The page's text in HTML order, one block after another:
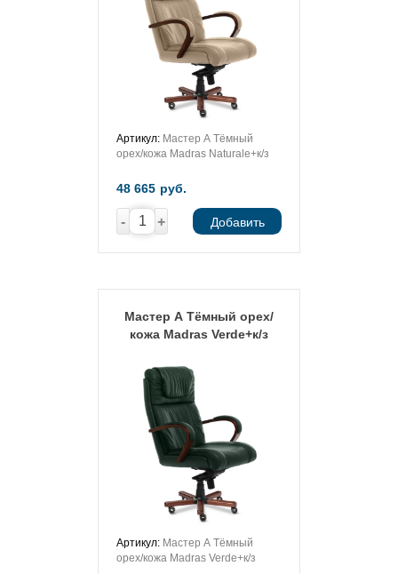
Артикул: Мастер А Тёмный
орех/кожа Madras Naturale+к/з
48 665 руб.
- + Добавить
Мастер А Тёмный орех/
кожа Madras Verde+к/з
Артикул: Мастер А Тёмный
орех/кожа Madras Verde+к/з